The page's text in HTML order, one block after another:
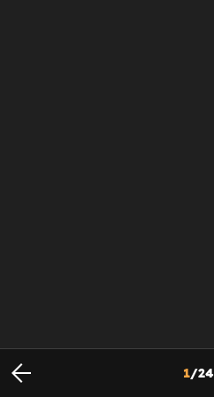
1/24